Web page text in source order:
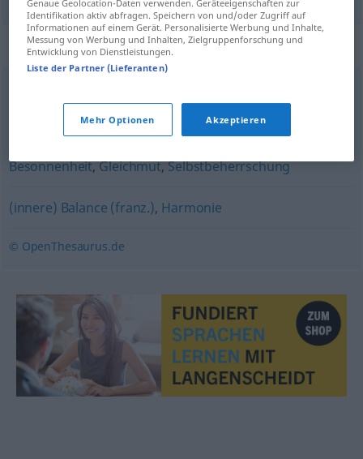
Synonyme für "Ausgeglichenheit"
Seelenfrieden
Beherrschung,Seelenruhe, Charakterstärke,Fassung
Besonnenheit,Gleichmut,Selbstbeherrschung
(innere) Balance (franz.), Harmonie
© OpenThesaurus.de
Genaue Geolocation-Daten verwenden. Geräteeigenschaften zur
Identifikation aktiv abfragen. Speichern von und/oder Zugriff auf
Informationen auf einem Gerät. Personalisierte Werbung und Inhalte,
Messung von Werbung und Inhalten, Zielgruppenforschung und
Entwicklung von Dienstleistungen.
Liste der Partner (Lieferanten)
Mehr Optionen Akzeptieren